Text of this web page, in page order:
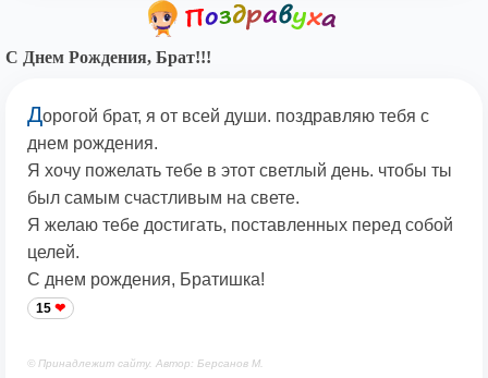
С Днем Рождения, Брат!!!
Дорогой брат, я от всей души. поздравляю тебя с
днем рождения.
Я хочу пожелать тебе в этот светлый день. чтобы ты
был самым счастливым на свете.
Я желаю тебе достигать, поставленных перед собой
целей.
С днем рождения, Братишка!
15
© Принадлежит сайту. Автор: Берсанов М.